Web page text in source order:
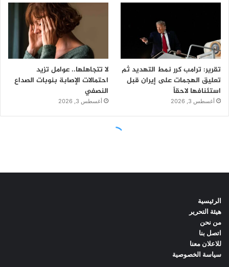
الرئيسية
هيئة التحرير
من نحن
اتصل بنا
للاعلان معنا
سياسة الخصوصية